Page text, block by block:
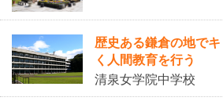
歴史ある鎌倉の地で
く人間教育を行う
清泉女学院中学校